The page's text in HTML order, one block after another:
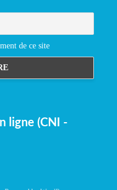
de ce site
ligne (CNI -